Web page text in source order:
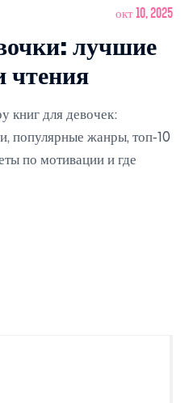
окт 10, 2025
лучшие
чтения
книг для девочек:
популярные жанры, топ‑10
по мотивации и где